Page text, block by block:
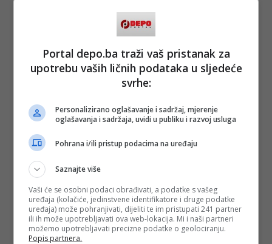
Portal depo.ba traži vaš pristanak za
upotrebu vaših ličnih podataka u sljedeće
svrhe:
Personalizirano oglašavanje i sadržaj, mjerenje
oglašavanja i sadržaja, uvidi u publiku i razvoj usluga
Pohrana i/ili pristup podacima na uređaju
Saznajte više
Vaši će se osobni podaci obrađivati, a podatke s vašeg
uređaja (kolačiće, jedinstvene identifikatore i druge podatke
uređaja) može pohranjivati, dijeliti te im pristupati 241 partner
ili ih može upotrebljavati ova web-lokacija. Mi i naši partneri
možemo upotrebljavati precizne podatke o geolociranju.
Popis partnera.